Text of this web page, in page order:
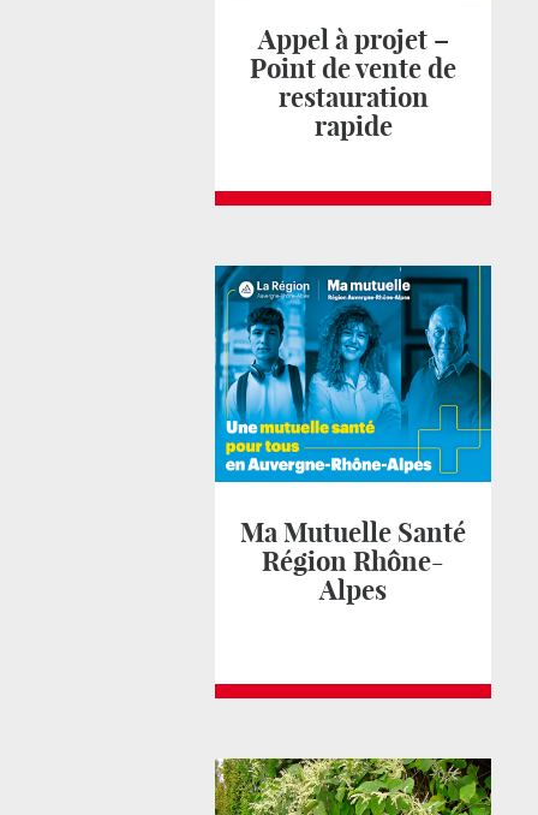
Appel à projet –
Point de vente de
restauration
rapide
Ma Mutuelle Santé
Région Rhône-
Alpes